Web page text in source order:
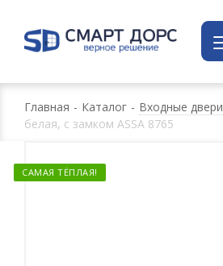
Главная - Каталог - Входные двери
белая, с замком ASSA 8765
САМАЯ ТЁПЛАЯ!